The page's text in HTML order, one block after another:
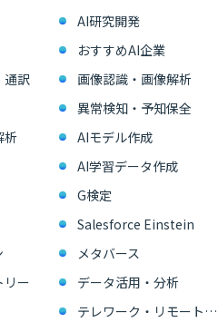
AI研究開発
おすすめAI企業
通訳 画像認識・画像解析
異常検知・予知保全
析 AIモデル作成
AI学習データ作成
G検定
Salesforce Einstein
メタバース
リー データ活用・分析
テレワーク・リモートワーク